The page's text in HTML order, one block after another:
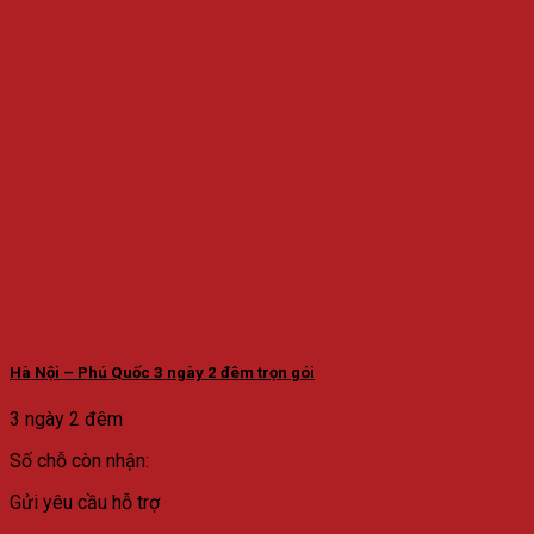
Hà Nội – Phú Quốc 3 ngày 2 đêm trọn gói
3 ngày 2 đêm
Số chỗ còn nhận:
Gửi yêu cầu hỗ trợ